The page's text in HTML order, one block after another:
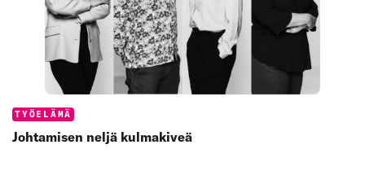
Categories:
TYÖELÄMÄ
Johtamisen neljä kulmakiveä